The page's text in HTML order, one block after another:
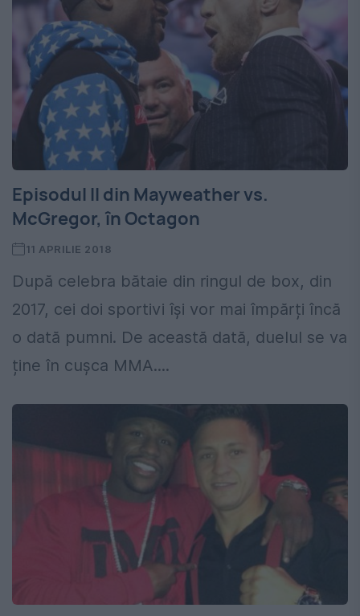
Episodul II din Mayweather vs.
McGregor, în Octagon
11 APRILIE 2018
După celebra bătaie din ringul de box, din
2017, cei doi sportivi își vor mai împărți încă
o dată pumni. De această dată, duelul se va
ține în cușca MMA....